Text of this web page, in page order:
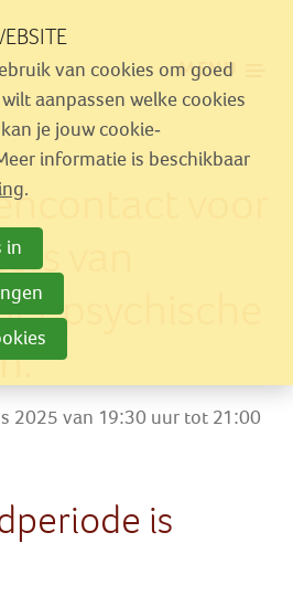
MENU
voor
van
psychische
2025 van 19:30 uur tot 21:00
is
Aanbod
Nieuws
Similes
Lid worden
van cookies om goed
aanpassen welke cookies
je jouw cookie-
informatie is beschikbaar
.
in